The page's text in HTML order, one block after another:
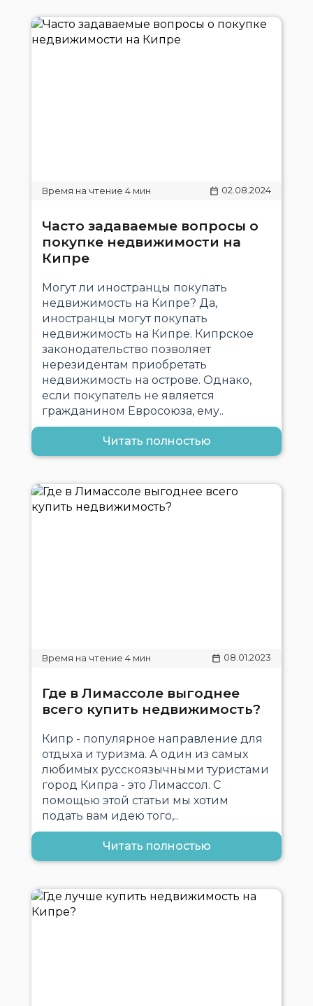
02.08.2024
Часто задаваемые вопросы о
покупке недвижимости на
Кипре
Могут ли иностранцы покупать
недвижимость на Кипре? Да,
иностранцы могут покупать
недвижимость на Кипре. Кипрское
законодательство позволяет
нерезидентам приобретать
недвижимость на острове. Однако,
если покупатель не является
гражданином Евросоюза, ему..
Читать полностью
08.01.2023
Где в Лимассоле выгоднее
всего купить недвижимость?
Кипр - популярное направление для
отдыха и туризма. А один из самых
любимых русскоязычными туристами
город Кипра - это Лимассол. С
помощью этой статьи мы хотим
подать вам идею того,..
Читать полностью